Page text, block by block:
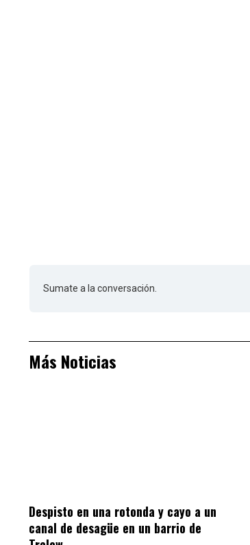
Sumate a la conversación.
Más Noticias
Despisto en una rotonda y cayo a un
canal de desagüe en un barrio de